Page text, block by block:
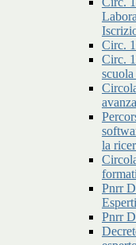
Circ.
Circ.
la
Pnrr
Pnrr